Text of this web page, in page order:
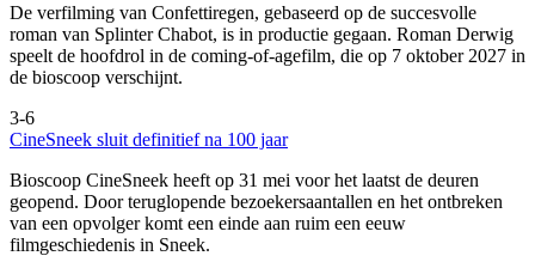
De verfilming van Confettiregen, gebaseerd op de succesvolle
roman van Splinter Chabot, is in productie gegaan. Roman Derwig
speelt de hoofdrol in de coming-of-agefilm, die op 7 oktober 2027 in
de bioscoop verschijnt.
3-6
CineSneek sluit definitief na 100 jaar
Bioscoop CineSneek heeft op 31 mei voor het laatst de deuren
geopend. Door teruglopende bezoekersaantallen en het ontbreken
van een opvolger komt een einde aan ruim een eeuw
filmgeschiedenis in Sneek.